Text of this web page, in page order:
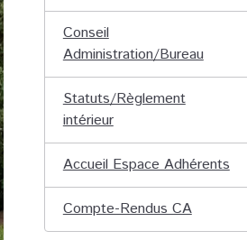
Conseil
Administration/Bureau
Statuts/Règlement
intérieur
Accueil Espace Adhérents
Compte-Rendus CA